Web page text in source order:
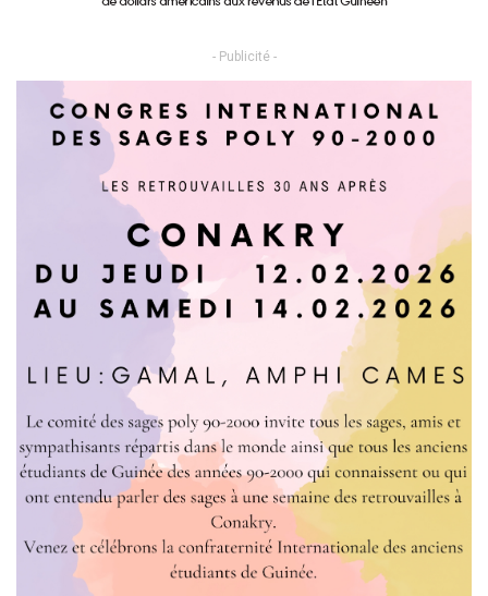
- Publicité -